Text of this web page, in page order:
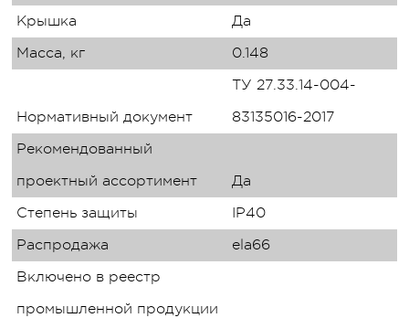
Крышка
Да
Масса, кг
0.148
Нормативный документ
ТУ 27.33.14-004-
83135016-2017
Рекомендованный
проектный ассортимент
Да
Степень защиты
IP40
Распродажа
ela66
Включено в реестр
промышленной продукции